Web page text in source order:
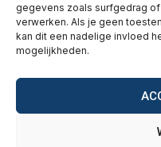
gegevens zoals surfgedrag
verwerken. Als je geen
kan dit een nadelige invloed
mogelijkheden.